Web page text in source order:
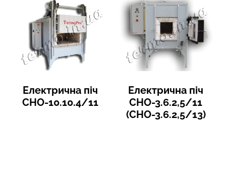
Електрична піч
СНО-10.10.4/11
Електрична піч
СНО-3.6.2,5/11
(СНО-3.6.2,5/13)